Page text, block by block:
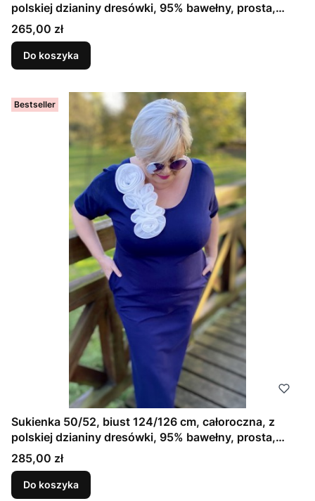
polskiej dzianiny dresówki, 95% bawełny, prosta,
elegancka, z kieszeniami, uniwersalna, GŁADKA,
Cena
265,00 zł
Do koszyka
Bestseller
Sukienka 50/52, biust 124/126 cm, całoroczna, z
polskiej dzianiny dresówki, 95% bawełny, prosta,
elegancka, z kieszeniami, uniwersalna, GŁADKA,
GRANATOWA, ATRAMENTOWA
Cena
285,00 zł
Do koszyka